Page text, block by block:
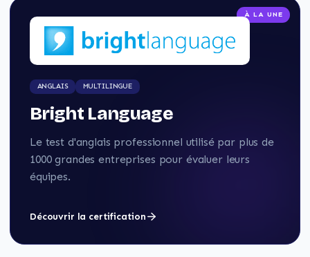
À LA UNE
ANGLAIS MULTILINGUE
Bright Language
Le test d'anglais professionnel utilisé par plus de
1000 grandes entreprises pour évaluer leurs
équipes.
Découvrir la certification